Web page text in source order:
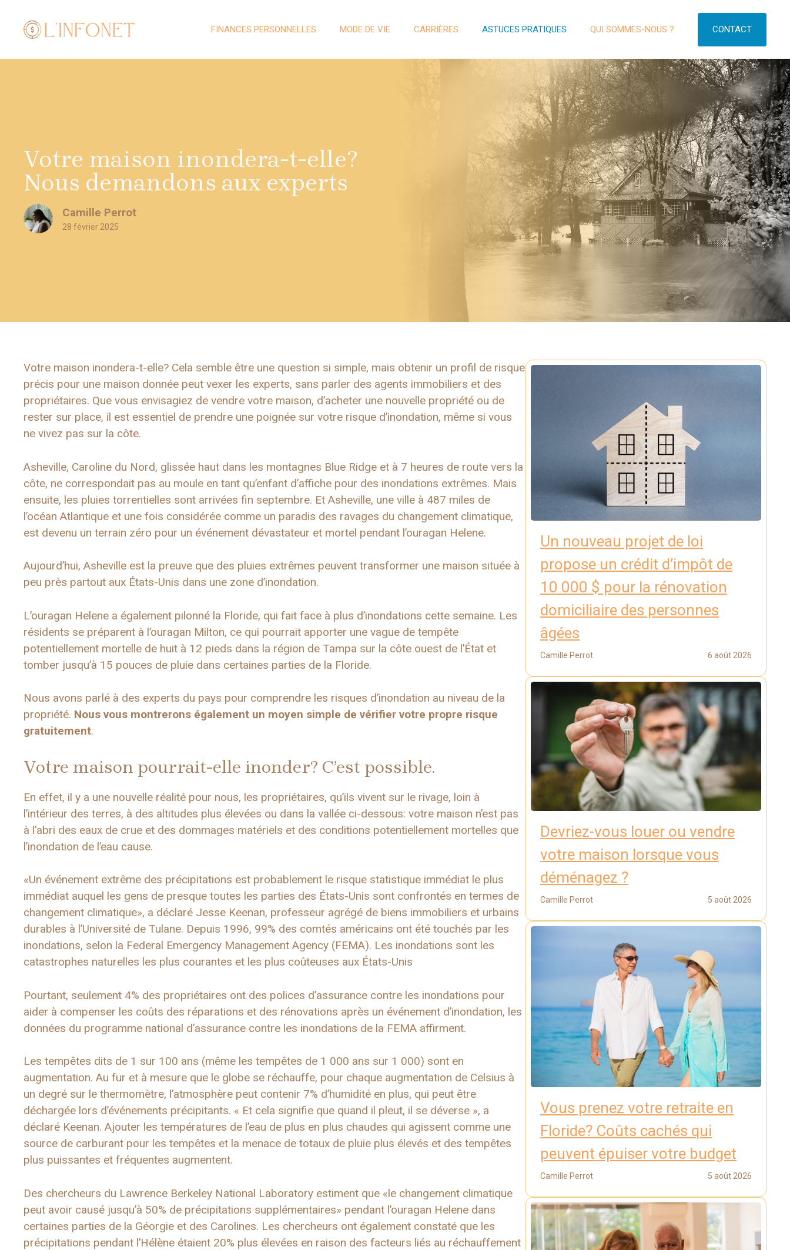
contenu
FINANCES PERSONNELLES MODE DE VIE CARRIÈRES ASTUCES PRATIQUES QUI SOMMES-NOUS ? CONTACT
Votre maison inondera-t-elle?
Nous demandons aux experts
Camille Perrot
28 février 2025
Votre maison inondera-t-elle? Cela semble être une question si simple, mais obtenir un profil de risque
précis pour une maison donnée peut vexer les experts, sans parler des agents immobiliers et des
propriétaires. Que vous envisagiez de vendre votre maison, d’acheter une nouvelle propriété ou de
rester sur place, il est essentiel de prendre une poignée sur votre risque d’inondation, même si vous
ne vivez pas sur la côte.
Asheville, Caroline du Nord, glissée haut dans les montagnes Blue Ridge et à 7 heures de route vers la
côte, ne correspondait pas au moule en tant qu’enfant d’affiche pour des inondations extrêmes. Mais
ensuite, les pluies torrentielles sont arrivées fin septembre. Et Asheville, une ville à 487 miles de
l’océan Atlantique et une fois considérée comme un paradis des ravages du changement climatique,
est devenu un terrain zéro pour un événement dévastateur et mortel pendant l’ouragan Helene.
Aujourd’hui, Asheville est la preuve que des pluies extrêmes peuvent transformer une maison située à
peu près partout aux États-Unis dans une zone d’inondation.
L’ouragan Helene a également pilonné la Floride, qui fait face à plus d’inondations cette semaine. Les
résidents se préparent à l’ouragan Milton, ce qui pourrait apporter une vague de tempête
potentiellement mortelle de huit à 12 pieds dans la région de Tampa sur la côte ouest de l’État et
tomber jusqu’à 15 pouces de pluie dans certaines parties de la Floride.
Nous avons parlé à des experts du pays pour comprendre les risques d’inondation au niveau de la
propriété. Nous vous montrerons également un moyen simple de vérifier votre propre risque
gratuitement.
Votre maison pourrait-elle inonder? C’est possible.
En effet, il y a une nouvelle réalité pour nous, les propriétaires, qu’ils vivent sur le rivage, loin à
l’intérieur des terres, à des altitudes plus élevées ou dans la vallée ci-dessous: votre maison n’est pas
à l’abri des eaux de crue et des dommages matériels et des conditions potentiellement mortelles que
l’inondation de l’eau cause.
«Un événement extrême des précipitations est probablement le risque statistique immédiat le plus
immédiat auquel les gens de presque toutes les parties des États-Unis sont confrontés en termes de
changement climatique», a déclaré Jesse Keenan, professeur agrégé de biens immobiliers et urbains
durables à l’Université de Tulane. Depuis 1996, 99% des comtés américains ont été touchés par les
inondations, selon la Federal Emergency Management Agency (FEMA). Les inondations sont les
catastrophes naturelles les plus courantes et les plus coûteuses aux États-Unis
Pourtant, seulement 4% des propriétaires ont des polices d’assurance contre les inondations pour
aider à compenser les coûts des réparations et des rénovations après un événement d’inondation, les
données du programme national d’assurance contre les inondations de la FEMA affirment.
Les tempêtes dits de 1 sur 100 ans (même les tempêtes de 1 000 ans sur 1 000) sont en
augmentation. Au fur et à mesure que le globe se réchauffe, pour chaque augmentation de Celsius à
un degré sur le thermomètre, l’atmosphère peut contenir 7% d’humidité en plus, qui peut être
déchargée lors d’événements précipitants. « Et cela signifie que quand il pleut, il se déverse », a
déclaré Keenan. Ajouter les températures de l’eau de plus en plus chaudes qui agissent comme une
source de carburant pour les tempêtes et la menace de totaux de pluie plus élevés et des tempêtes
plus puissantes et fréquentes augmentent.
Des chercheurs du Lawrence Berkeley National Laboratory estiment que «le changement climatique
peut avoir causé jusqu’à 50% de précipitations supplémentaires» pendant l’ouragan Helene dans
certaines parties de la Géorgie et des Carolines. Les chercheurs ont également constaté que les
précipitations pendant l’Hélène étaient 20% plus élevées en raison des facteurs liés au réchauffement
Un nouveau projet de loi
propose un crédit d’impôt de
10 000 $ pour la rénovation
domiciliaire des personnes
âgées
Camille Perrot 6 août 2026
Devriez-vous louer ou vendre
votre maison lorsque vous
déménagez ?
Camille Perrot 5 août 2026
Vous prenez votre retraite en
Floride? Coûts cachés qui
peuvent épuiser votre budget
Camille Perrot 5 août 2026